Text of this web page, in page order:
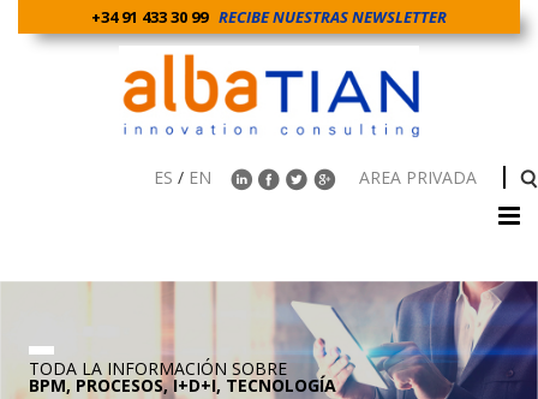
+34 91 433 30 99 RECIBE NUESTRAS NEWSLETTER
ES / EN AREA PRIVADA
TODA LA INFORMACIÓN SOBRE
BPM, PROCESOS, I+D+I, TECNOLOGÍA